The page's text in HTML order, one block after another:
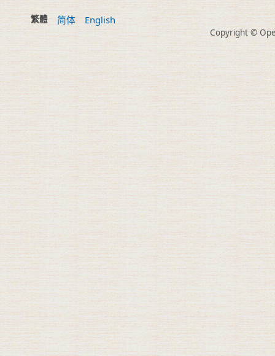
繁體 简体 English
Copyright ©